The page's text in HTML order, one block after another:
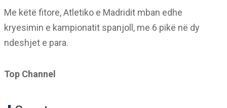
Me këtë fitore, Atletiko e Madridit mban edhe
kryesimin e kampionatit spanjoll, me 6 pikë në dy
ndeshjet e para.
Top Channel